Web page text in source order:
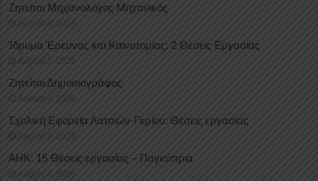
Ζητείται Μηχανολόγος Μηχανικός
August 3, 2026
Ίδρυμα Έρευνας και Καινοτομίας: 2 Θέσεις Εργασίας
August 3, 2026
Ζητείται Δημοσιογράφος
August 3, 2026
Σχολική Εφορεία Λατσιών-Γερίου: Θέσεις εργασίας
August 3, 2026
ΑΗΚ: 15 Θέσεις εργασίας – Παγκύπρια
August 3, 2026